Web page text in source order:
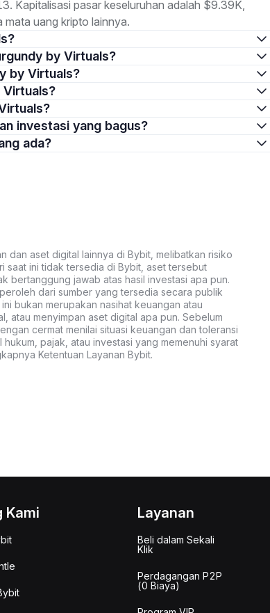
Kapitalisasi pasar keseluruhan adalah $9.39K,
uang kripto lainnya.
by Virtuals?
by Virtuals?
Virtuals?
investasi yang bagus?
ada?
dan aset digital lainnya di Bybit, melibatkan risiko
saat ini tidak tersedia di Bybit, aset tersebut
bertanggung jawab atas hasil investasi apa pun.
dari sumber yang tersedia secara publik
bukan merupakan nasihat keuangan atau
atau menyimpan aset digital apa pun. Sebelum
cermat menilai situasi keuangan dan toleransi
pajak, atau investasi yang memenuhi syarat
Ketentuan Layanan Bybit.
Kami Layanan
Beli dalam Sekali
Klik
Perdagangan P2P
(0 Biaya)